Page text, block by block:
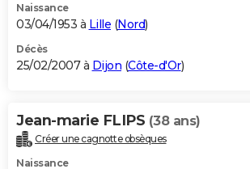
Naissance
03/04/1953 à Lille (Nord)
Décès
25/02/2007 à Dijon (Côte-d'Or)
Jean-marie FLIPS (38 ans)
Créer une cagnotte obsèques
Naissance